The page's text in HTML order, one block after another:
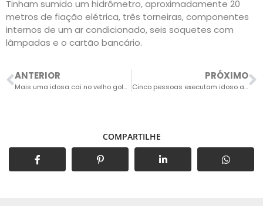
Tinham sumido um hidrômetro, aproximadamente 20
metros de fiação elétrica, três torneiras, componentes
internos de um ar condicionado, seis soquetes com
lâmpadas e o cartão bancário.
ANTERIOR
Mais uma idosa cai no velho golpe do falso mecânico e perde R$ 5.870
PRÓXIMO
Cinco pessoas executam idoso a tiros no bairro Bom Retiro
COMPARTILHE